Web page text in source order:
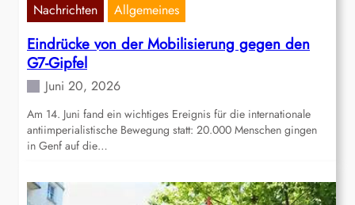
Nachrichten Allgemeines
Eindrücke von der Mobilisierung gegen den
G7-Gipfel
Juni 20, 2026
Am 14. Juni fand ein wichtiges Ereignis für die internationale
antiimperialistische Bewegung statt: 20.000 Menschen gingen
in Genf auf die…